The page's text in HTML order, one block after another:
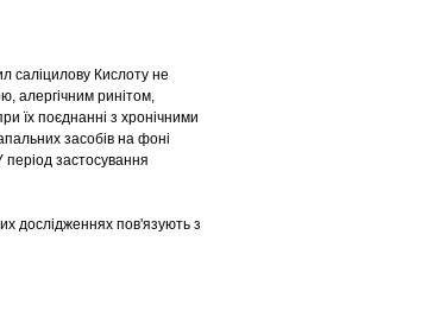
саліцилову Кислоту не
алергічним ринітом,
їх поєднанні з хронічними
засобів на фоні
застосування
дослідженнях пов'язують з